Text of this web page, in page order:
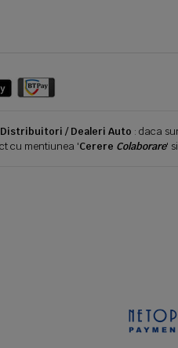
/ Dealeri Auto : daca
cu mentiunea 'Cerere Colaborare'